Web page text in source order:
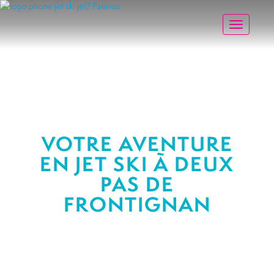
Toggle
VOTRE AVENTURE
EN JET SKI À DEUX
PAS DE
FRONTIGNAN